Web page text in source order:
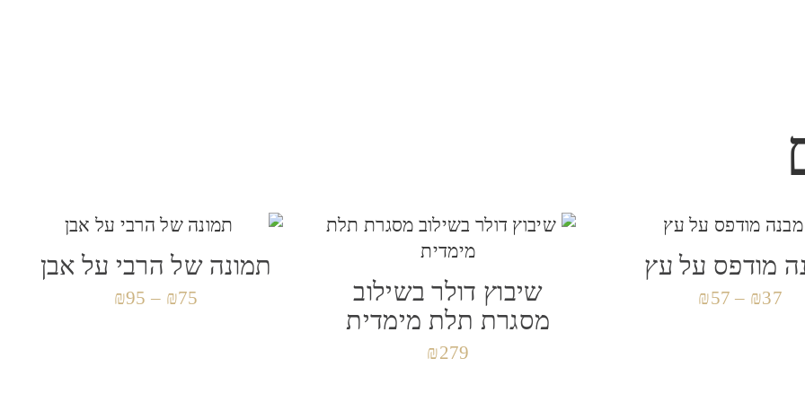
לפעם הבאה שאגיב.
מודפס על עץ
₪37
–
₪57
שיבוץ דולר בשילוב
מסגרת תלת מימדית
₪279
תמונה של הרבי על אבן
₪75
–
₪95